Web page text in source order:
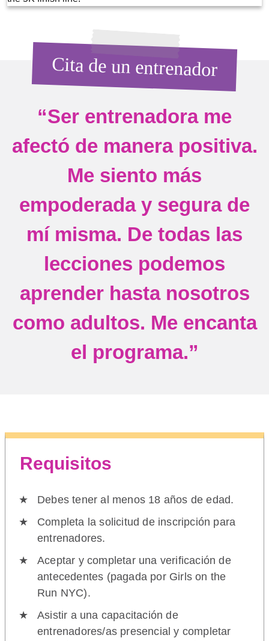
Cita de un entrenador
“Ser entrenadora me
afectó de manera positiva.
Me siento más
empoderada y segura de
mí misma. De todas las
lecciones podemos
aprender hasta nosotros
como adultos. Me encanta
el programa.”
Requisitos
Debes tener al menos 18 años de edad.
Completa la solicitud de inscripción para
entrenadores.
Aceptar y completar una verificación de
antecedentes (pagada por Girls on the
Run NYC).
Asistir a una capacitación de
entrenadores/as presencial y completar